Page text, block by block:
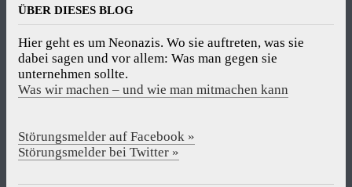
ÜBER DIESES BLOG
Hier geht es um Neonazis. Wo sie auftreten, was sie
dabei sagen und vor allem: Was man gegen sie
unternehmen sollte.
Was wir machen – und wie man mitmachen kann
Störungsmelder auf Facebook »
Störungsmelder bei Twitter »